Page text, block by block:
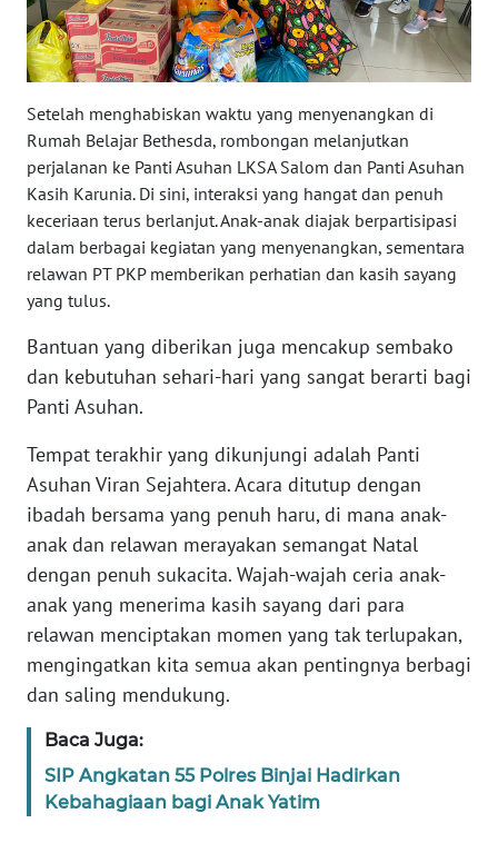
Setelah menghabiskan waktu yang menyenangkan di
Rumah Belajar Bethesda, rombongan melanjutkan
perjalanan ke Panti Asuhan LKSA Salom dan Panti Asuhan
Kasih Karunia. Di sini, interaksi yang hangat dan penuh
keceriaan terus berlanjut. Anak-anak diajak berpartisipasi
dalam berbagai kegiatan yang menyenangkan, sementara
relawan PT PKP memberikan perhatian dan kasih sayang
yang tulus.
Bantuan yang diberikan juga mencakup sembako
dan kebutuhan sehari-hari yang sangat berarti bagi
Panti Asuhan.
Tempat terakhir yang dikunjungi adalah Panti
Asuhan Viran Sejahtera. Acara ditutup dengan
ibadah bersama yang penuh haru, di mana anak-
anak dan relawan merayakan semangat Natal
dengan penuh sukacita. Wajah-wajah ceria anak-
anak yang menerima kasih sayang dari para
relawan menciptakan momen yang tak terlupakan,
mengingatkan kita semua akan pentingnya berbagi
dan saling mendukung.
Baca Juga:
SIP Angkatan 55 Polres Binjai Hadirkan
Kebahagiaan bagi Anak Yatim
WN
SERAMBI
WN
JAMBI
WN
WN
WN
SULTENG
WN
SULBAR
WN
SUMBAR
WN
SUMSEL
WN
BENGKULU